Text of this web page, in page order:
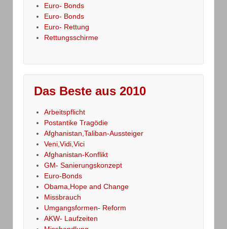
Euro- Bonds
Euro- Bonds
Euro- Rettung
Rettungsschirme
Das Beste aus 2010
Arbeitspflicht
Postantike Tragödie
Afghanistan,Taliban-Aussteiger
Veni,Vidi,Vici
Afghanistan-Konflikt
GM- Sanierungskonzept
Euro-Bonds
Obama,Hope and Change
Missbrauch
Umgangsformen- Reform
AKW- Laufzeiten